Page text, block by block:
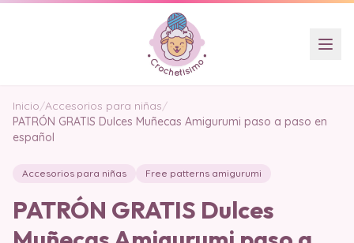
Inicio/Accesorios para niñas/
PATRÓN GRATIS Dulces Muñecas Amigurumi paso a paso en
español
Accesorios para niñas Free patterns amigurumi
PATRÓN GRATIS Dulces